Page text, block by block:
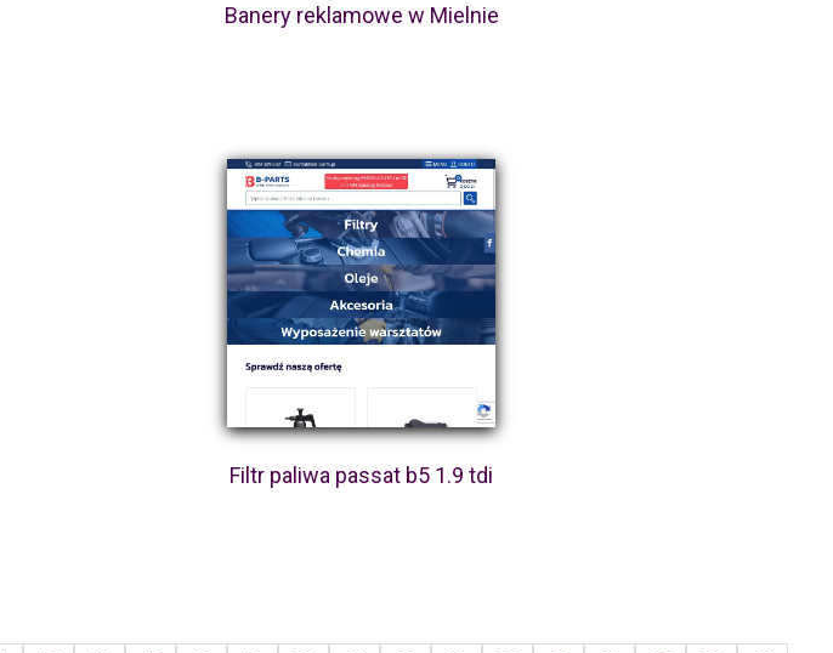
Banery reklamowe w Mielnie
Filtr paliwa passat b5 1.9 tdi